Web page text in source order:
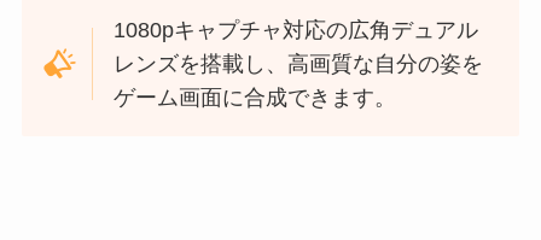
1080pキャプチャ対応の広角デュアル
レンズを搭載し、高画質な自分の姿を
ゲーム画面に合成できます。